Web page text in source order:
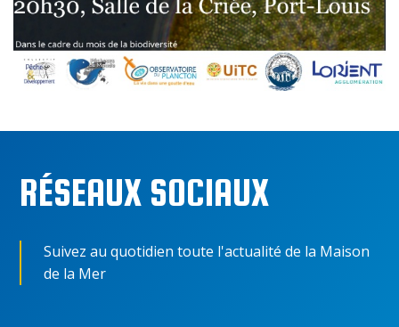
RÉSEAUX SOCIAUX
Suivez au quotidien toute l'actualité de la Maison
de la Mer